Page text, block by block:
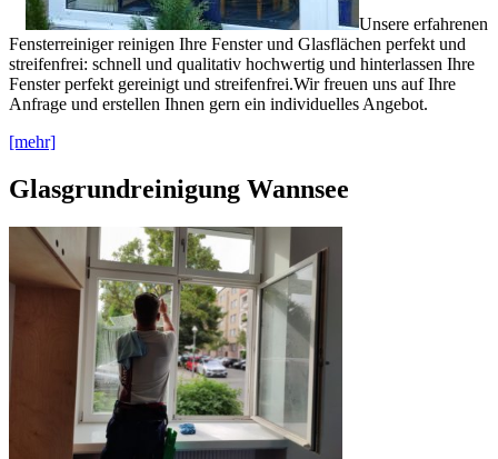
Unsere erfahrenen
Fensterreiniger reinigen Ihre Fenster und Glasflächen perfekt und
streifenfrei: schnell und qualitativ hochwertig und hinterlassen Ihre
Fenster perfekt gereinigt und streifenfrei.Wir freuen uns auf Ihre
Anfrage und erstellen Ihnen gern ein individuelles Angebot.
[mehr]
Glasgrundreinigung Wannsee